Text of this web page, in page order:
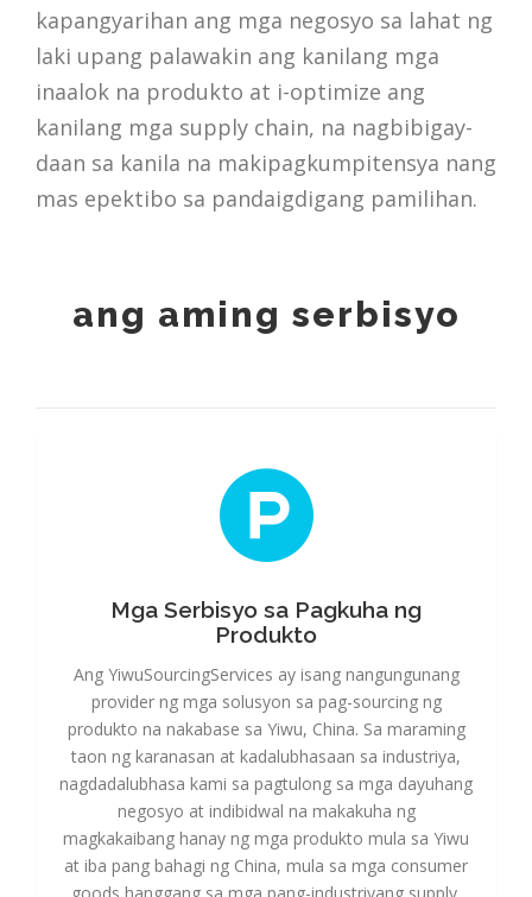
kapangyarihan ang mga negosyo sa lahat ng
laki upang palawakin ang kanilang mga
inaalok na produkto at i-optimize ang
kanilang mga supply chain, na nagbibigay-
daan sa kanila na makipagkumpitensya nang
mas epektibo sa pandaigdigang pamilihan.
ang aming serbisyo
Mga Serbisyo sa Pagkuha ng Produkto
Mga Serbisyo sa Pagkuha ng
Produkto
Ang YiwuSourcingServices ay isang nangungunang
provider ng mga solusyon sa pag-sourcing ng
produkto na nakabase sa Yiwu, China. Sa maraming
taon ng karanasan at kadalubhasaan sa industriya,
nagdadalubhasa kami sa pagtulong sa mga dayuhang
negosyo at indibidwal na makakuha ng
magkakaibang hanay ng mga produkto mula sa Yiwu
at iba pang bahagi ng China, mula sa mga consumer